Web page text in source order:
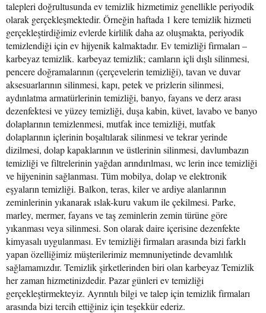
talepleri doğrultusunda ev temizlik hizmetimiz genellikle periyodik
olarak gerçekleşmektedir. Örneğin haftada 1 kere temizlik hizmeti
gerçekleştirdiğimiz evlerde kirlilik daha az oluşmakta, periyodik
temizlendiği için ev hijyenik kalmaktadır. Ev temizliği firmaları –
karbeyaz temizlik. karbeyaz temizlik; camların içli dışlı silinmesi,
pencere doğramalarının (çerçevelerin temizliği), tavan ve duvar
aksesuarlarının silinmesi, kapı, petek ve prizlerin silinmesi,
aydınlatma armatürlerinin temizliği, banyo, fayans ve derz arası
dezenfektesi ve yüzey temizliği, duşa kabin, küvet, lavabo ve banyo
dolaplarının temizlenmesi, mutfak ince temizliği, mutfak
dolaplarının içlerinin boşaltılarak silinmesi ve tekrar yerinde
dizilmesi, dolap kapaklarının ve üstlerinin silinmesi, davlumbazın
temizliği ve filtrelerinin yağdan arındırılması, wc lerin ince temizliği
ve hijyeninin sağlanması. Tüm mobilya, dolap ve elektronik
eşyaların temizliği. Balkon, teras, kiler ve ardiye alanlarının
zeminlerinin yıkanarak ıslak-kuru vakum ile çekilmesi. Parke,
marley, mermer, fayans ve taş zeminlerin zemin türüne göre
yıkanması veya silinmesi. Son olarak daire içerisine dezenfekte
kimyasalı uygulanması. Ev temizliği firmaları arasında bizi farklı
yapan özelliğimiz müşterilerimiz memnuniyetinde devamlılık
sağlamamızdır. Temizlik şirketlerinden biri olan karbeyaz Temizlik
her zaman hizmetinizdedir. Pazar günleri ev temizliği
gerçekleştirmekteyiz. Ayrıntılı bilgi ve talep için temizlik firmaları
arasında bizi tercih ettiğiniz için teşekkür ederiz.